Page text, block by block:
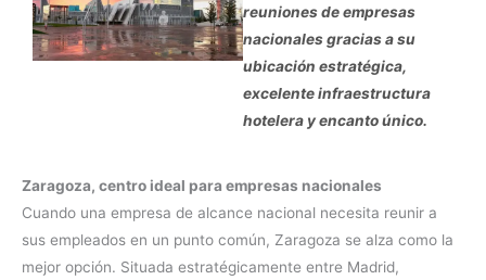
reuniones de empresas
nacionales gracias a su
ubicación estratégica,
excelente infraestructura
hotelera y encanto único.
Zaragoza, centro ideal para empresas nacionales
Cuando una empresa de alcance nacional necesita reunir a
sus empleados en un punto común, Zaragoza se alza como la
mejor opción. Situada estratégicamente entre Madrid,